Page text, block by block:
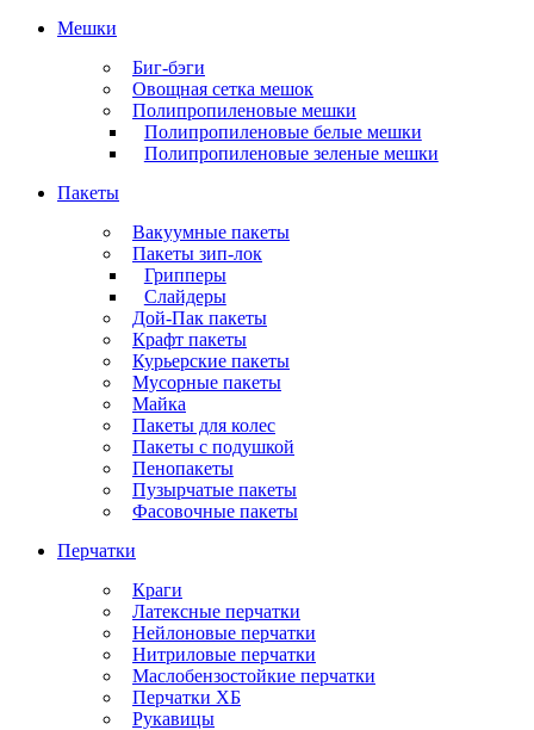
Мешки
Биг-бэги
Овощная сетка мешок
Полипропиленовые мешки
Полипропиленовые белые мешки
Полипропиленовые зеленые мешки
Пакеты
Вакуумные пакеты
Пакеты зип-лок
Грипперы
Слайдеры
Дой-Пак пакеты
Крафт пакеты
Курьерские пакеты
Мусорные пакеты
Майка
Пакеты для колес
Пакеты с подушкой
Пенопакеты
Пузырчатые пакеты
Фасовочные пакеты
Перчатки
Краги
Латексные перчатки
Нейлоновые перчатки
Нитриловые перчатки
Маслобензостойкие перчатки
Перчатки ХБ
Рукавицы